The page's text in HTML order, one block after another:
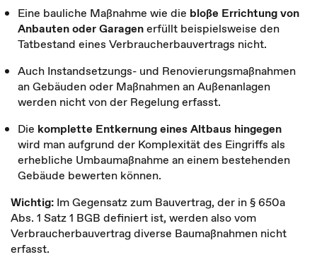
Eine bauliche Maßnahme wie die bloße Errichtung von
Anbauten oder Garagenerfüllt beispielsweise den
Tatbestand eines Verbraucherbauvertrags nicht.
Auch Instandsetzungs- und Renovierungsmaßnahmen
an Gebäuden oder Maßnahmen an Außenanlagen
werden nicht von der Regelung erfasst.
Die komplette Entkernung eines Altbaus hingegen
wird man aufgrund der Komplexität des Eingriffs als
erhebliche Umbaumaßnahme an einem bestehenden
Gebäude bewerten können.
Wichtig: Im Gegensatz zum Bauvertrag, der in § 650a
Abs. 1 Satz 1 BGB definiert ist, werden also vom
Verbraucherbauvertrag diverse Baumaßnahmen nicht
erfasst.